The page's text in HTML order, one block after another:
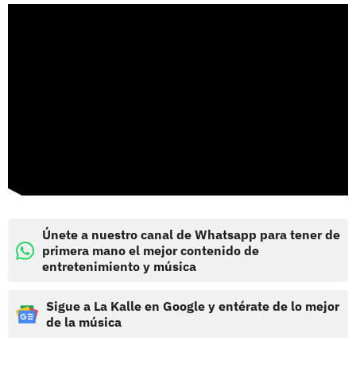
Únete a nuestro canal de Whatsapp para tener de
primera mano el mejor contenido de
entretenimiento y música
Sigue a La Kalle en Google y entérate de lo mejor
de la música